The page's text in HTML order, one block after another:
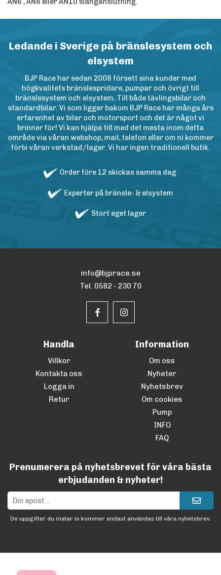
Ledande i Sverige på bränslesystem och
elsystem
BJP Race har sedan 2008 försett sina kunder med
högkvalitets bränslespridare, pumpar och övrigt till
bränslesystem och elsystem. Till både tävlingsbilar och
standardbilar. Vi som ligger bakom BJP Race har många års
erfarenhet av bilar och motorsport och det är något vi
brinner för! Vi kan hjälpa till med det mesta inom detta
område via våran webshop, mail, telefon eller om ni kommer
förbi våran verkstad/lager. Vi har ingen traditionell butik.
Order före 12 skickas samma dag
Experter på bränsle- & elsystem
Stort eget lager
info@bjprace.se
Tel. 0582 - 230 70
Handla
Villkor
Kontakta oss
Logga in
Retur
Information
Om oss
Nyheter
Nyhetsbrev
Om cookies
Pump
INFO
FAQ
Prenumerera på nyhetsbrevet för våra bästa
erbjudanden & nyheter!
De uppgifter du matar in kommer endast användas till våra nyhetsbrev.